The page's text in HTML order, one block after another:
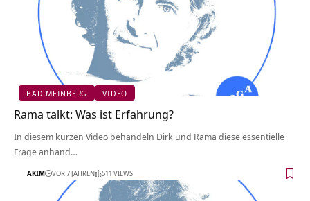
BAD MEINBERG VIDEO
Rama talkt: Was ist Erfahrung?
In diesem kurzen Video behandeln Dirk und Rama diese essentielle
Frage anhand…
AKIM VOR 7 JAHREN 511 VIEWS